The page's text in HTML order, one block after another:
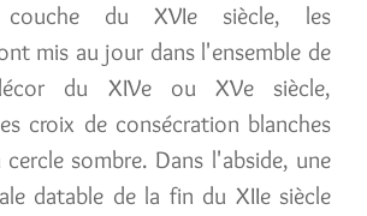
du XVIe siècle, les
mis au jour dans l'ensemble de
du XIVe ou XVe siècle,
croix de consécration blanches
sombre. Dans l'abside, une
datable de la fin du XIIe siècle